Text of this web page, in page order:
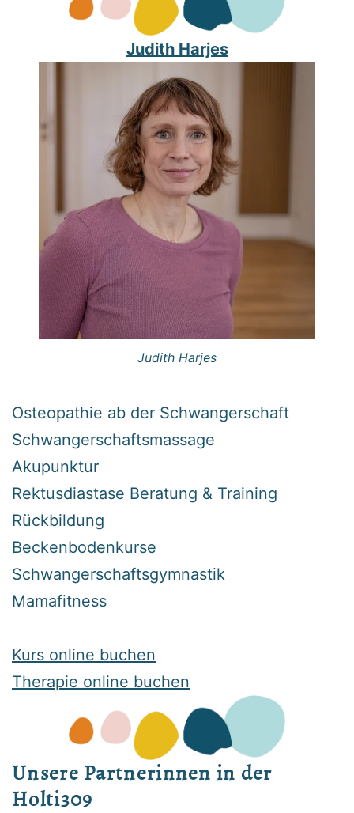
Judith Harjes
Judith Harjes
Osteopathie ab der Schwangerschaft
Schwangerschaftsmassage
Akupunktur
Rektusdiastase Beratung & Training
Rückbildung
Beckenbodenkurse
Schwangerschaftsgymnastik
Mamafitness
Kurs online buchen
Therapie online buchen
Unsere Partnerinnen in der
Holti309